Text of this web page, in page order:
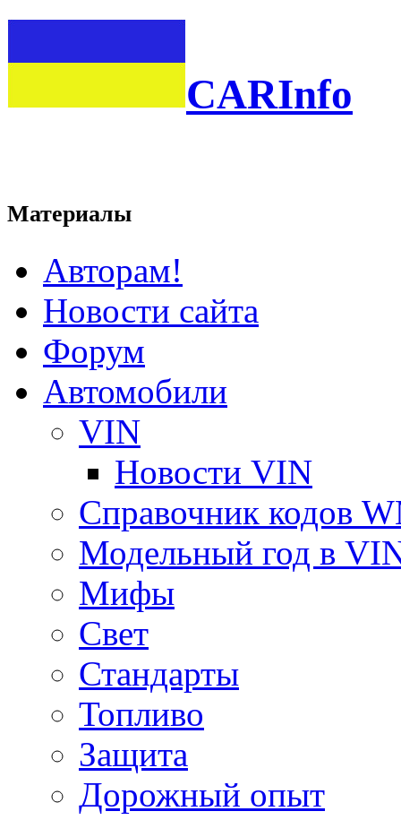
CARInfo
Материалы
Авторам!
Новости сайта
Форум
Автомобили
VIN
Новости VIN
Справочник кодов
Модельный год в
Мифы
Свет
Стандарты
Топливо
Защита
Дорожный опыт